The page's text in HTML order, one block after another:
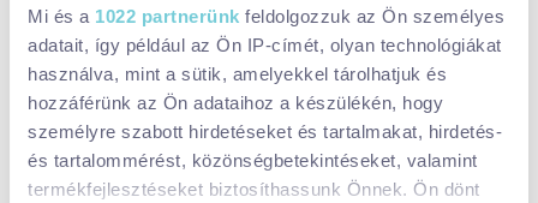
Mi és a 1022 partnerünk feldolgozzuk az Ön személyes
adatait, így például az Ön IP-címét, olyan technológiákat
használva, mint a sütik, amelyekkel tárolhatjuk és
hozzáférünk az Ön adataihoz a készülékén, hogy
személyre szabott hirdetéseket és tartalmakat, hirdetés-
és tartalommérést, közönségbetekintéseket, valamint
termékfejlesztéseket biztosíthassunk Önnek. Ön dönt
Megosztom:
Elérhetőségek:
szentgyorgyhegyhajnalig@gmail.com
Szent György-hegy, több helyszín